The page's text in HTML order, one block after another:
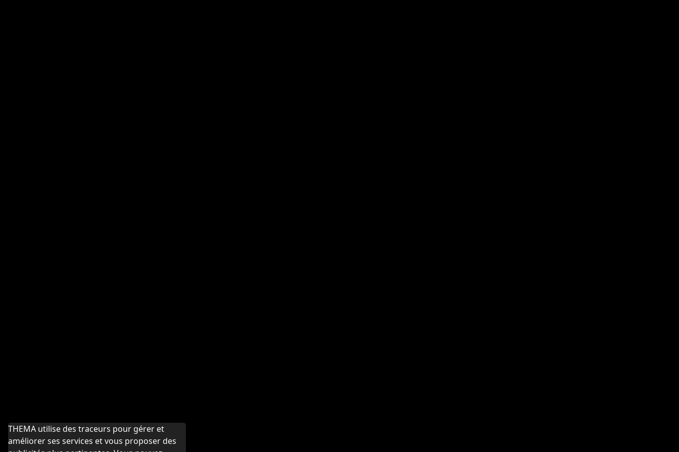
THEMA utilise des traceurs pour gérer et
améliorer ses services et vous proposer des